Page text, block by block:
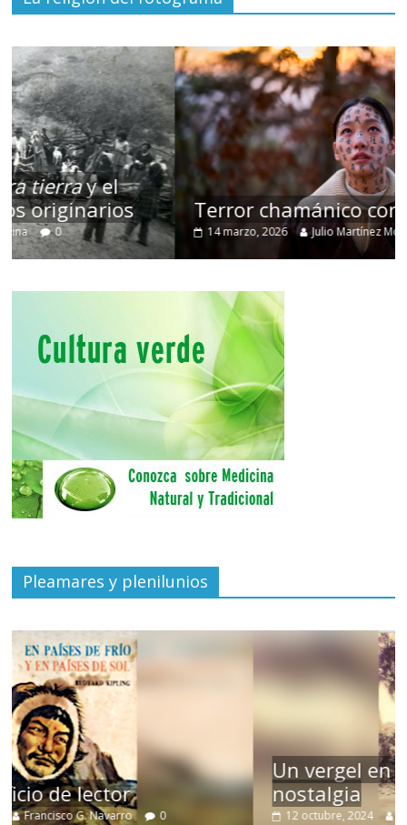
Terror chamánico coreano
14 marzo, 2026 Julio Martínez Molina 0
Pleamares y plenilunios
Un vergel en las nieblas de la
nostalgia
12 octubre, 2024 Francisco G. Navarro 0